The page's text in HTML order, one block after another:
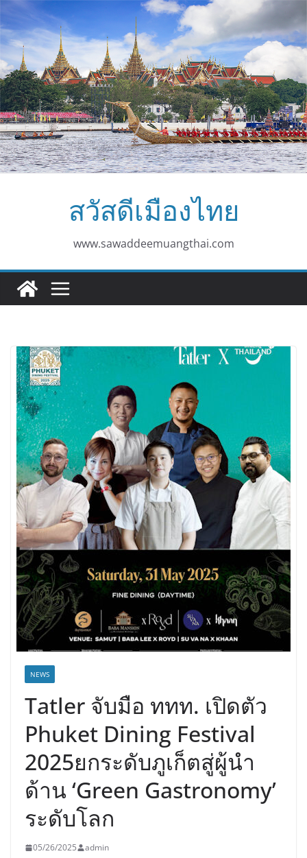
Skip
to
content
สวัสดีเมืองไทย
www.sawaddeemuangthai.com
NEWS
Tatler จับมือ ททท. เปิดตัว
Phuket Dining Festival
2025ยกระดับภูเก็ตสู่ผู้นำ
ด้าน ‘Green Gastronomy’
ระดับโลก
05/26/2025 admin